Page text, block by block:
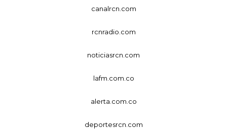
canalrcn.com
rcnradio.com
noticiasrcn.com
lafm.com.co
alerta.com.co
deportesrcn.com